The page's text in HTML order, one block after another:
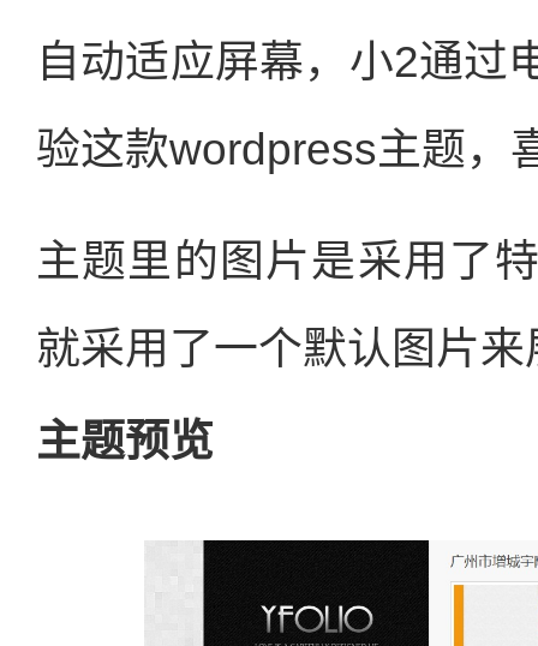
自动适应屏幕，小2通过
验这款wordpress主题，
主题里的图片是采用了
就采用了一个默认图片来
主题预览